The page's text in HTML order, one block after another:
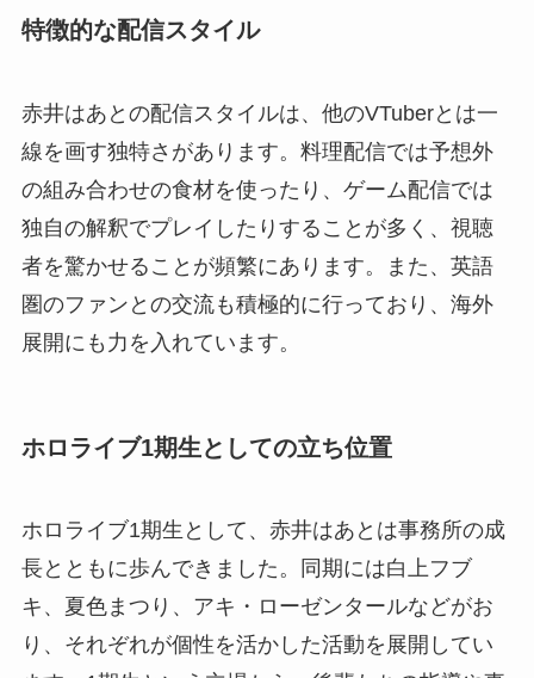
特徴的な配信スタイル
赤井はあとの配信スタイルは、他のVTuberとは一
線を画す独特さがあります。料理配信では予想外
の組み合わせの食材を使ったり、ゲーム配信では
独自の解釈でプレイしたりすることが多く、視聴
者を驚かせることが頻繁にあります。また、英語
圏のファンとの交流も積極的に行っており、海外
展開にも力を入れています。
ホロライブ1期生としての立ち位置
ホロライブ1期生として、赤井はあとは事務所の成
長とともに歩んできました。同期には白上フブ
キ、夏色まつり、アキ・ローゼンタールなどがお
り、それぞれが個性を活かした活動を展開してい